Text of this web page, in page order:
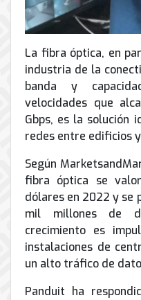
La fibra óptica, en
industria de la
banda y
velocidades que
Gbps, es la solución
redes entre edificios
Según
fibra óptica se
dólares en 2022 y se
mil millones de
crecimiento es
instalaciones de
un alto tráfico de
Panduit ha